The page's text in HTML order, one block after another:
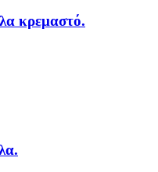
κρεμαστό.